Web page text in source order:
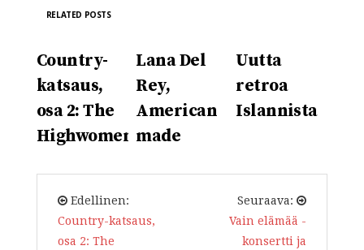
RELATED POSTS
Country-
katsaus,
osa 2: The
Highwomen
Lana Del
Rey,
American
made
Uutta
retroa
Islannista
Edellinen:
Country-katsaus,
osa 2: The
Seuraava:
Vain elämää -
konsertti ja